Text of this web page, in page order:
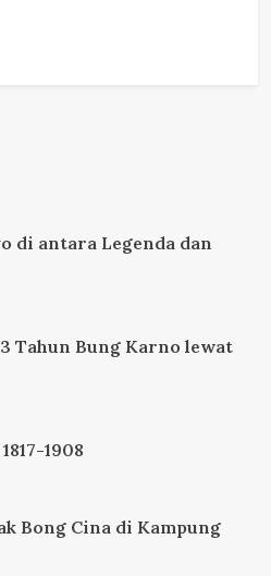
di antara Legenda dan
Tahun Bung Karno lewat
1908
Bong Cina di Kampung